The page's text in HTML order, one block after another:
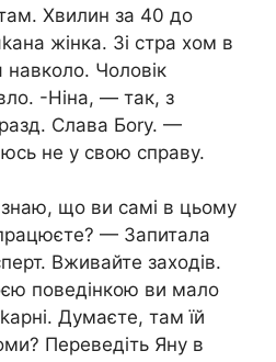
Хвилин за 40 до
жінка. Зі стра хом в
Чоловік
-Ніна, — так, з
Слава Боrу. —
не у свою справу.
знаю, що ви самі в цьому
— Запитала
Вживайте заходів.
поведінкою ви мало
Думаєте, там їй
Переведіть Яну в